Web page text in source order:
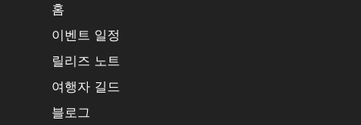
홈
이벤트 일정
릴리즈 노트
여행자 길드
블로그